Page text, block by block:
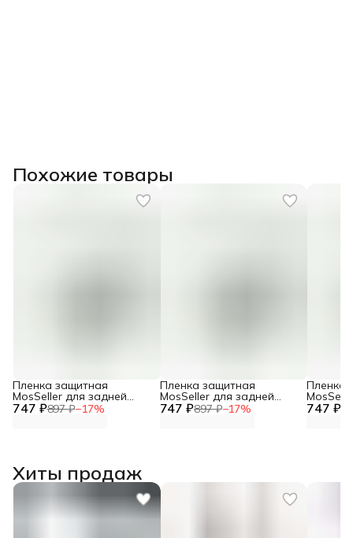
Похожие товары
747 ₽897 ₽−17%
Пленка защитная
MosSeller для задней
панели для Infinix Zero 30 747 ₽897 ₽−17%
Пленка защитная
MosSeller для задней
панели для Infinix Note 40 747 ₽
Пленка
панели
Хиты продаж